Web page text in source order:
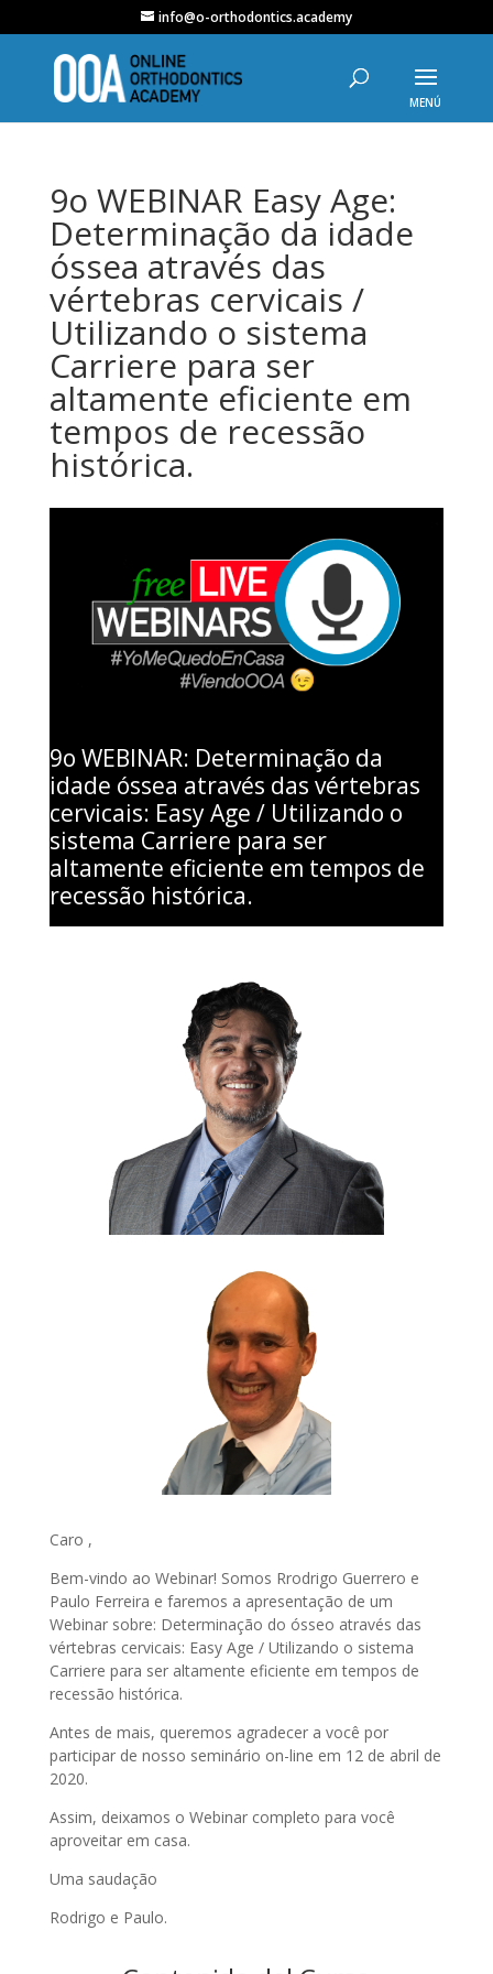
info@o-orthodontics.academy
9o WEBINAR Easy Age:
Determinação da idade
óssea através das
vértebras cervicais /
Utilizando o sistema
Carriere para ser
altamente eficiente em
tempos de recessão
histórica.
9o WEBINAR: Determinação da
idade óssea através das vértebras
cervicais: Easy Age / Utilizando o
sistema Carriere para ser
altamente eficiente em tempos de
recessão histórica.
Caro ,
Bem-vindo ao Webinar! Somos Rrodrigo Guerrero e
Paulo Ferreira e faremos a apresentação de um
Webinar sobre: Determinação do ósseo através das
vértebras cervicais: Easy Age / Utilizando o sistema
Carriere para ser altamente eficiente em tempos de
recessão histórica.
Antes de mais, queremos agradecer a você por
participar de nosso seminário on-line em 12 de abril de
2020.
Assim, deixamos o Webinar completo para você
aproveitar em casa.
Uma saudação
Rodrigo e Paulo.